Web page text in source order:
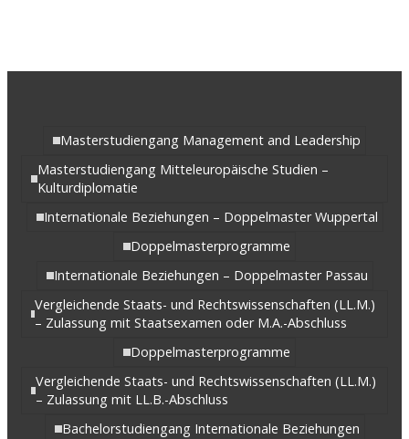
Masterstudiengang Management and Leadership
Masterstudiengang Mitteleuropäische Studien –
Kulturdiplomatie
Internationale Beziehungen – Doppelmaster Wuppertal
Doppelmasterprogramme
Internationale Beziehungen – Doppelmaster Passau
Vergleichende Staats- und Rechtswissenschaften (LL.M.)
– Zulassung mit Staatsexamen oder M.A.-Abschluss
Doppelmasterprogramme
Vergleichende Staats- und Rechtswissenschaften (LL.M.)
– Zulassung mit LL.B.-Abschluss
Bachelorstudiengang Internationale Beziehungen